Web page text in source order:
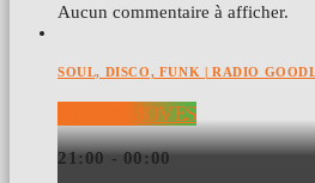
Aucun commentaire à afficher.
SOUL, DISCO, FUNK | RADIO
NIGHT MOVES
21:00 - 00:00